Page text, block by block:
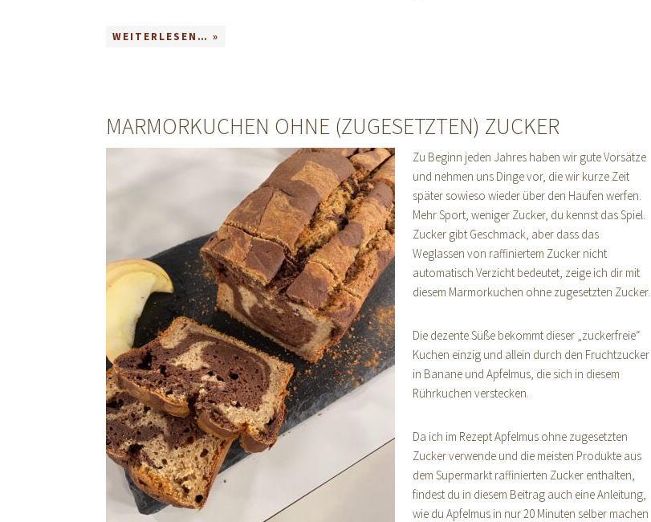
WEITERLESEN… »
MARMORKUCHEN OHNE (ZUGESETZTEN) ZUCKER
Zu Beginn jeden Jahres haben wir gute Vorsätze
und nehmen uns Dinge vor, die wir kurze Zeit
später sowieso wieder über den Haufen werfen.
Mehr Sport, weniger Zucker, du kennst das Spiel.
Zucker gibt Geschmack, aber dass das
Weglassen von raffiniertem Zucker nicht
automatisch Verzicht bedeutet, zeige ich dir mit
diesem Marmorkuchen ohne zugesetzten Zucker.
Die dezente Süße bekommt dieser „zuckerfreie“
Kuchen einzig und allein durch den Fruchtzucker
in Banane und Apfelmus, die sich in diesem
Rührkuchen verstecken.
Da ich im Rezept Apfelmus ohne zugesetzten
Zucker verwende und die meisten Produkte aus
dem Supermarkt raffinierten Zucker enthalten,
findest du in diesem Beitrag auch eine Anleitung,
wie du Apfelmus in nur 20 Minuten selber machen